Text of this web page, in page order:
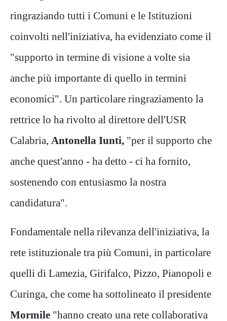
ringraziando tutti i Comuni e le Istituzioni
coinvolti nell'iniziativa, ha evidenziato come il
"supporto in termine di visione a volte sia
anche più importante di quello in termini
economici". Un particolare ringraziamento la
rettrice lo ha rivolto al direttore dell'USR
Calabria, Antonella Iunti, "per il supporto che
anche quest'anno - ha detto - ci ha fornito,
sostenendo con entusiasmo la nostra
candidatura".
Fondamentale nella rilevanza dell'iniziativa, la
rete istituzionale tra più Comuni, in particolare
quelli di Lamezia, Girifalco, Pizzo, Pianopoli e
Curinga, che come ha sottolineato il presidente
Mormile "hanno creato una rete collaborativa